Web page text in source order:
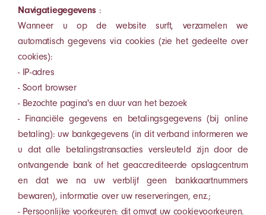
Navigatiegegevens:
Wanneer u op de website surft, verzamelen we
automatisch gegevens via cookies (zie het gedeelte over
cookies):
- IP-adres
- Soort browser
- Bezochte pagina's en duur van het bezoek
- Financiële gegevens en betalingsgegevens (bij online
betaling): uw bankgegevens (in dit verband informeren we
u dat alle betalingstransacties versleuteld zijn door de
ontvangende bank of het geaccrediteerde opslagcentrum
en dat we na uw verblijf geen bankkaartnummers
bewaren), informatie over uw reserveringen, enz.;
- Persoonlijke voorkeuren: dit omvat uw cookievoorkeuren.